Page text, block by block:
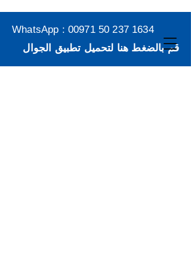
WhatsApp : 00971 50 237 1634
قم بالضغط هنا لتحميل تطبيق الجوال